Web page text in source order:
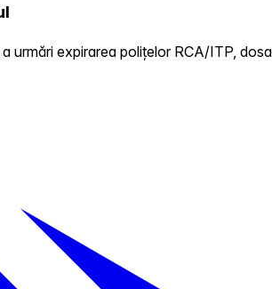
urmări expirarea polițelor RCA/ITP,